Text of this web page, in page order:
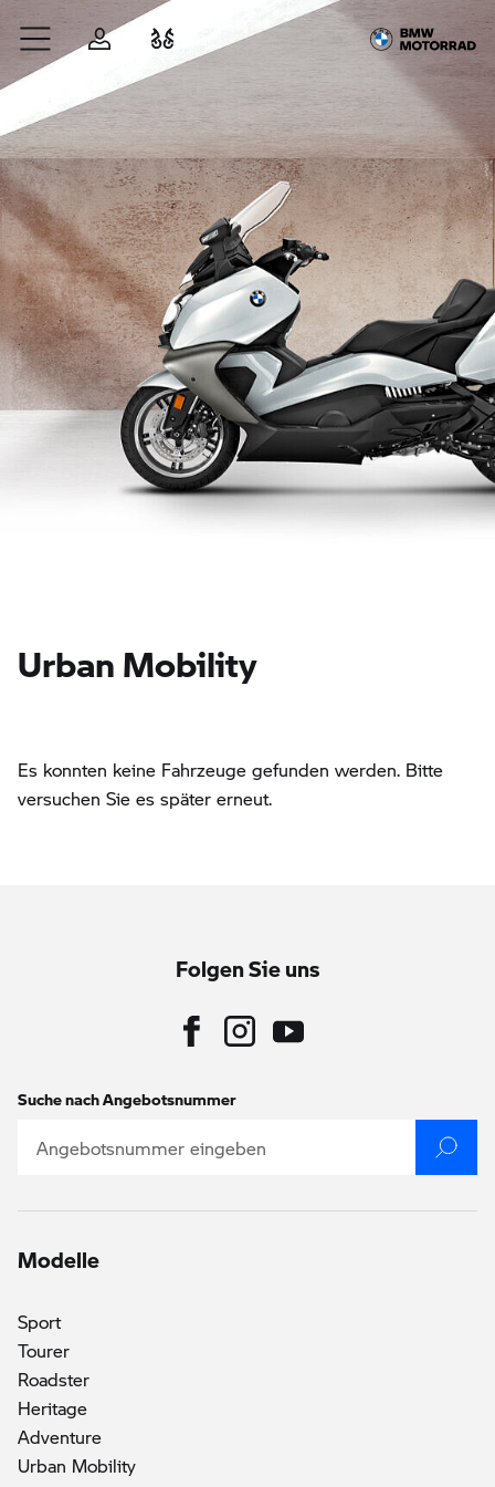
Zum Hauptinhalt springen
AnmeldenFahrzeugvergleich
Urban Mobility
Es konnten keine Fahrzeuge gefunden werden. Bitte
versuchen Sie es später erneut.
Folgen Sie uns
Suche nach Angebotsnummer
Modelle
Sport
Tourer
Roadster
Heritage
Adventure
Urban Mobility()